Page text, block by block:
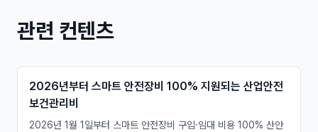
관련 컨텐츠
2026년부터 스마트 안전장비 100% 지원되는 산업안전
보건관리비
2026년 1월 1일부터 스마트 안전장비 구입·임대 비용 100% 산안